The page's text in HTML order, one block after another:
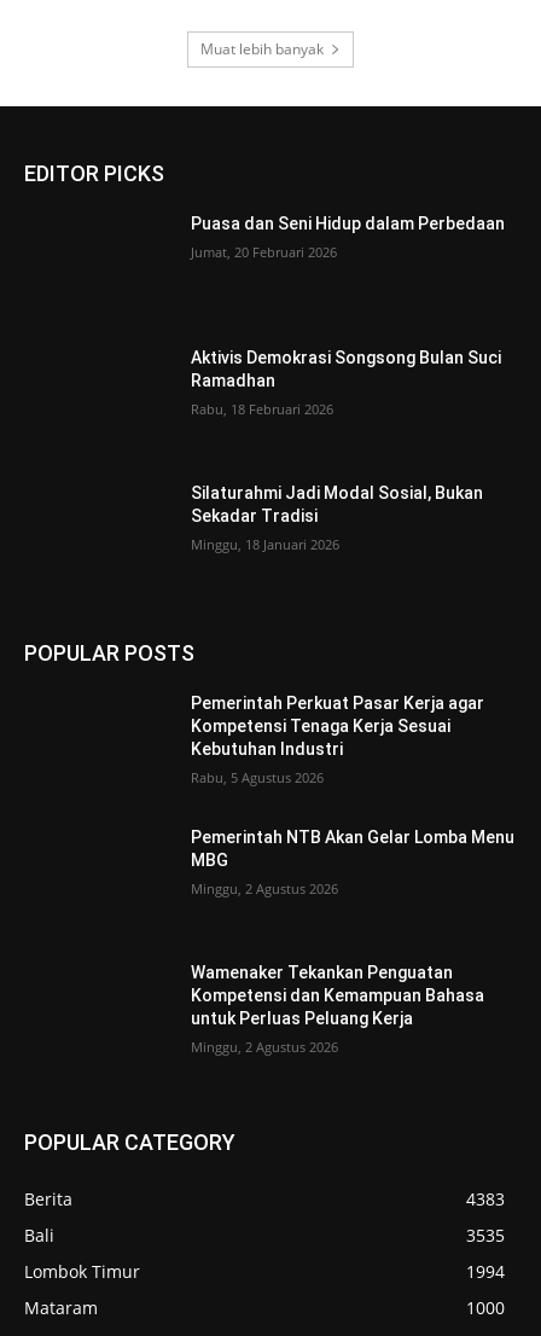
Muat lebih banyak
EDITOR PICKS
Puasa dan Seni Hidup dalam Perbedaan
Jumat, 20 Februari 2026
Aktivis Demokrasi Songsong Bulan Suci
Ramadhan
Rabu, 18 Februari 2026
Silaturahmi Jadi Modal Sosial, Bukan
Sekadar Tradisi
Minggu, 18 Januari 2026
POPULAR POSTS
Pemerintah Perkuat Pasar Kerja agar
Kompetensi Tenaga Kerja Sesuai
Kebutuhan Industri
Rabu, 5 Agustus 2026
Pemerintah NTB Akan Gelar Lomba Menu
MBG
Minggu, 2 Agustus 2026
Wamenaker Tekankan Penguatan
Kompetensi dan Kemampuan Bahasa
untuk Perluas Peluang Kerja
Minggu, 2 Agustus 2026
POPULAR CATEGORY
Berita
4383
Bali
3535
Lombok Timur
1994
Mataram
1000